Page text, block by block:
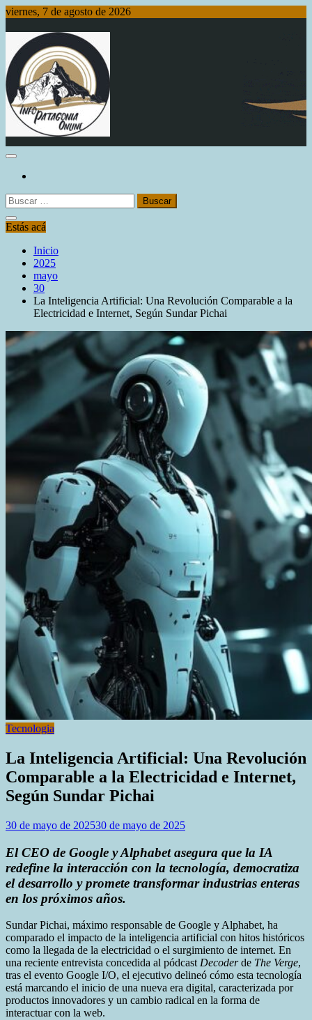
Saltar
contenido
viernes, 7 de agosto de 2026
Info Patagonia Online
Buscar:
Estás acá
Inicio
2025
mayo
30
La Inteligencia Artificial: Una Revolución Comparable a la
Electricidad e Internet, Según Sundar Pichai
Tecnologia
La Inteligencia Artificial: Una Revolución
Comparable a la Electricidad e Internet,
Según Sundar Pichai
30 de mayo de 202530 de mayo de 2025
El CEO de Google y Alphabet asegura que la IA
redefine la interacción con la tecnología, democratiza
el desarrollo y promete transformar industrias enteras
en los próximos años.
Sundar Pichai, máximo responsable de Google y Alphabet, ha
comparado el impacto de la inteligencia artificial con hitos históricos
como la llegada de la electricidad o el surgimiento de internet. En
una reciente entrevista concedida al pódcast Decoderde The Verge,
tras el evento Google I/O, el ejecutivo delineó cómo esta tecnología
está marcando el inicio de una nueva era digital, caracterizada por
productos innovadores y un cambio radical en la forma de
interactuar con la web.